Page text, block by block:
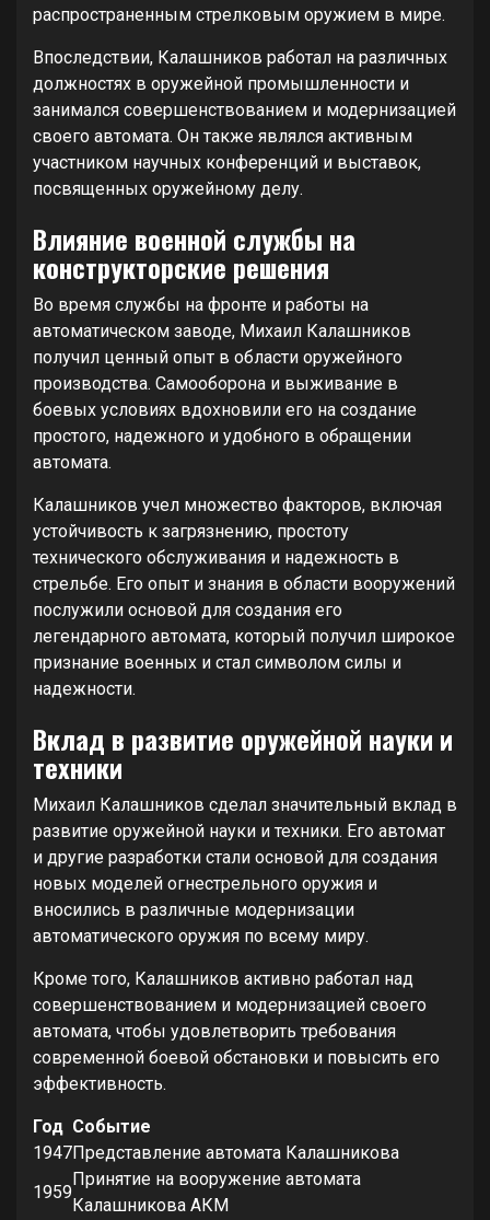
распространенным стрелковым оружием в мире.
Впоследствии, Калашников работал на различных
должностях в оружейной промышленности и
занимался совершенствованием и модернизацией
своего автомата. Он также являлся активным
участником научных конференций и выставок,
посвященных оружейному делу.
Влияние военной службы на
конструкторские решения
Во время службы на фронте и работы на
автоматическом заводе, Михаил Калашников
получил ценный опыт в области оружейного
производства. Самооборона и выживание в
боевых условиях вдохновили его на создание
простого, надежного и удобного в обращении
автомата.
Калашников учел множество факторов, включая
устойчивость к загрязнению, простоту
технического обслуживания и надежность в
стрельбе. Его опыт и знания в области вооружений
послужили основой для создания его
легендарного автомата, который получил широкое
признание военных и стал символом силы и
надежности.
Вклад в развитие оружейной науки и
техники
Михаил Калашников сделал значительный вклад в
развитие оружейной науки и техники. Его автомат
и другие разработки стали основой для создания
новых моделей огнестрельного оружия и
вносились в различные модернизации
автоматического оружия по всему миру.
Кроме того, Калашников активно работал над
совершенствованием и модернизацией своего
автомата, чтобы удовлетворить требования
современной боевой обстановки и повысить его
эффективность.
Год Событие
1947Представление автомата Калашникова
1959
Принятие на вооружение автомата
Калашникова АКМ